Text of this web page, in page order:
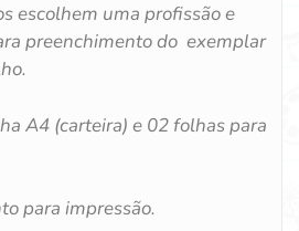
escolhem uma profissão e
preenchimento do exemplar
A4 (carteira) e 02 folhas para
para impressão.